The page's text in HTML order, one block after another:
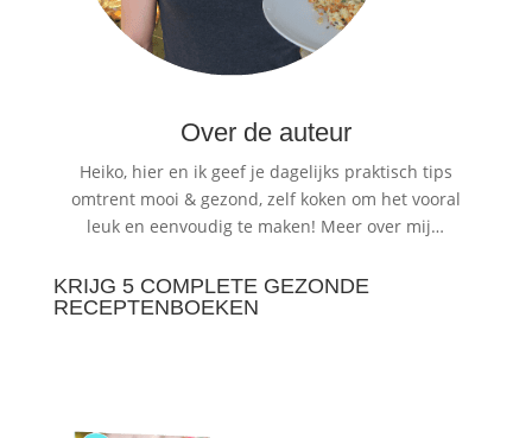
Over de auteur
Heiko, hier en ik geef je dagelijks praktisch tips
omtrent mooi & gezond, zelf koken om het vooral
leuk en eenvoudig te maken! Meer over mij…
KRIJG 5 COMPLETE GEZONDE
RECEPTENBOEKEN